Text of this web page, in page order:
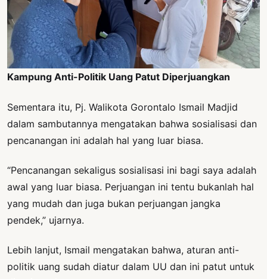
Kampung Anti-Politik Uang Patut Diperjuangkan
Sementara itu, Pj. Walikota Gorontalo Ismail Madjid
dalam sambutannya mengatakan bahwa sosialisasi dan
pencanangan ini adalah hal yang luar biasa.
“Pencanangan sekaligus sosialisasi ini bagi saya adalah
awal yang luar biasa. Perjuangan ini tentu bukanlah hal
yang mudah dan juga bukan perjuangan jangka
pendek,” ujarnya.
Lebih lanjut, Ismail mengatakan bahwa, aturan anti-
politik uang sudah diatur dalam UU dan ini patut untuk